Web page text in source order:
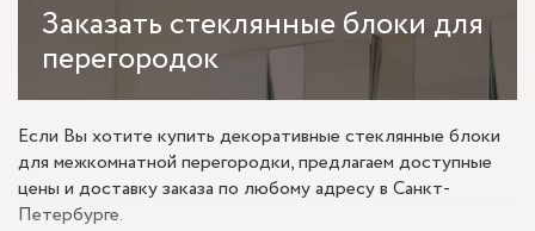
Заказать стеклянные блоки для
перегородок
Если Вы хотите купить декоративные стеклянные блоки
для межкомнатной перегородки, предлагаем доступные
цены и доставку заказа по любому адресу в Санкт-
Петербурге.